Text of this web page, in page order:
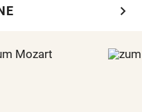
chevron_right